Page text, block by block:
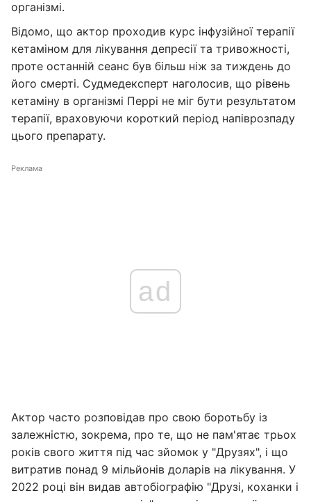
організмі.
Відомо, що актор проходив курс інфузійної терапії
кетаміном для лікування депресії та тривожності,
проте останній сеанс був більш ніж за тиждень до
його смерті. Судмедексперт наголосив, що рівень
кетаміну в організмі Перрі не міг бути результатом
терапії, враховуючи короткий період напіврозпаду
цього препарату.
Реклама
ad
Актор часто розповідав про свою боротьбу із
залежністю, зокрема, про те, що не пам'ятає трьох
років свого життя під час зйомок у "Друзях", і що
витратив понад 9 мільйонів доларів на лікування. У
2022 році він видав автобіографію "Друзі, коханки і